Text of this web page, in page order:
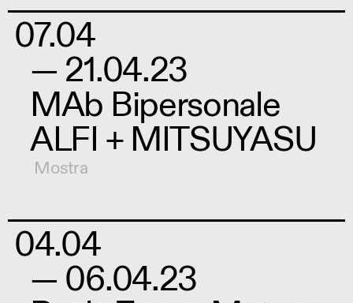
07.04
— 21.04.23
MAb Bipersonale
ALFI + MITSUYASU
Mostra
04.04
— 06.04.23